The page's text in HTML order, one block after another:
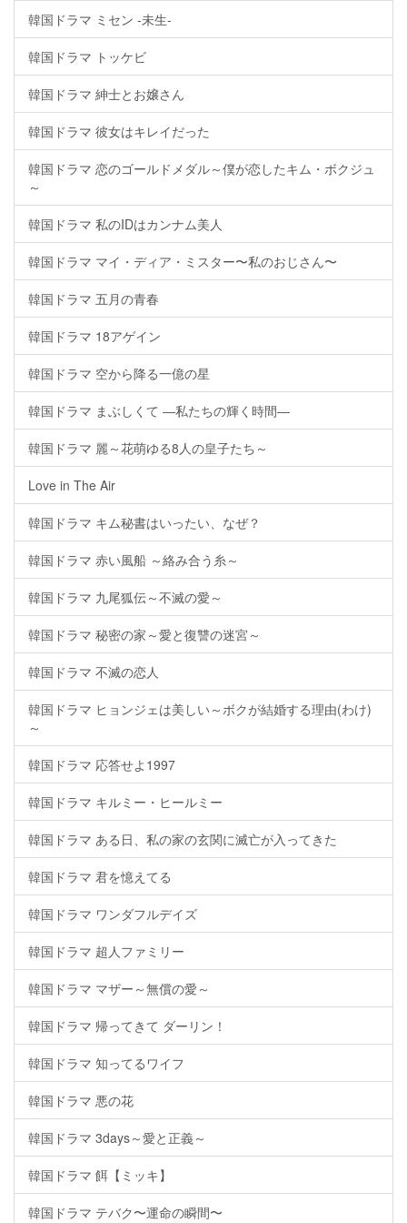
韓国ドラマ ミセン -未生-
韓国ドラマ トッケビ
韓国ドラマ 紳士とお嬢さん
韓国ドラマ 彼女はキレイだった
韓国ドラマ 恋のゴールドメダル～僕が恋したキム・ボクジュ
～
韓国ドラマ 私のIDはカンナム美人
韓国ドラマ マイ・ディア・ミスター〜私のおじさん〜
韓国ドラマ 五月の青春
韓国ドラマ 18アゲイン
韓国ドラマ 空から降る一億の星
韓国ドラマ まぶしくて ―私たちの輝く時間―
韓国ドラマ 麗～花萌ゆる8人の皇子たち～
Love in The Air
韓国ドラマ キム秘書はいったい、なぜ？
韓国ドラマ 赤い風船 ～絡み合う糸～
韓国ドラマ 九尾狐伝～不滅の愛～
韓国ドラマ 秘密の家～愛と復讐の迷宮～
韓国ドラマ 不滅の恋人
韓国ドラマ ヒョンジェは美しい～ボクが結婚する理由(わけ)
～
韓国ドラマ 応答せよ1997
韓国ドラマ キルミー・ヒールミー
韓国ドラマ ある日、私の家の玄関に滅亡が入ってきた
韓国ドラマ 君を憶えてる
韓国ドラマ ワンダフルデイズ
韓国ドラマ 超人ファミリー
韓国ドラマ マザー～無償の愛～
韓国ドラマ 帰ってきて ダーリン！
韓国ドラマ 知ってるワイフ
韓国ドラマ 悪の花
韓国ドラマ 3days～愛と正義～
韓国ドラマ 餌【ミッキ】
韓国ドラマ テバク〜運命の瞬間〜